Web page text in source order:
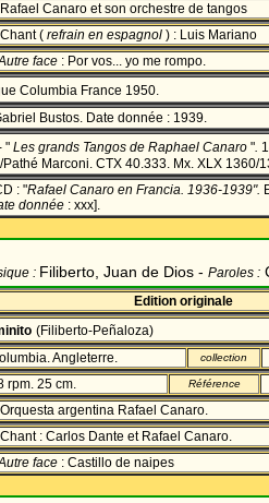
Rafael Canaro et son orchestre de tangos
Chant ( refrain en espagnol ) : Luis Mariano
face : Por vos... yo me rompo.
Columbia France 1950.
Bustos. Date donnée : 1939.
" Les grands Tangos de Raphael Canaro ".
Marconi. CTX 40.333. Mx. XLX 1360/
: "Rafael Canaro en Francia. 1936-1939".
donnée : xxx].
: Filiberto, Juan de Dios - Paroles :
Edition originale
(Filiberto-Peñaloza)
Angleterre. collection
rpm. 25 cm. Référence
Orquesta argentina Rafael Canaro.
Chant : Carlos Dante et Rafael Canaro.
face : Castillo de naipes